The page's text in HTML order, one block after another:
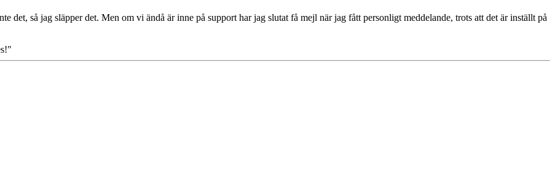
det, så jag släpper det. Men om vi ändå är inne på support har jag slutat få mejl när jag fått personligt meddelande, trots att det är inställt på